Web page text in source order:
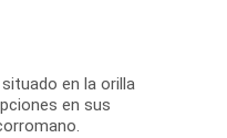
en la orilla
en sus